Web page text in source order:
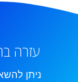
עזרה
ניתן